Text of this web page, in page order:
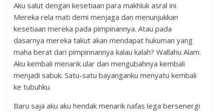
Aku salut dengan kesetiaan para makhluk asral ini.
Mereka rela mati demi menjaga dan menunjukkan
kesetiaan mereka pada pimpinannya. Atau pada
dasarnya mereka takut akan mendapat hukuman yang
maha berat dari pimpinnannya kalau kalah? Wallahu Alam.
Aku kembali menarik ular dan mengubahnya kembali
menjadi sabuk. Satu-satu bayanganku menyatu kembali
ke tubuhku.
Baru saja aku aku hendak menarik nafas lega bersenergi